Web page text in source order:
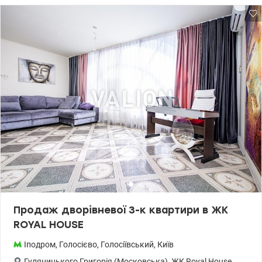
автономне (в будинку) - відкрита територія - гостьовий паркінг -
без світла працює ліфт, опалення та водопостачання (інвертори
та генератор) Інфраструктура: Це інвестиція в район, де не
потрібно витрачати час на затори, щоб відвести дитину в сад,
купити продукти чи погуляти в парку. Усе, що потрібно для
сучасного та щасливого життя, знаходиться в радіусі 10 хвилин
навколо будинку. - до метро Іподром 10 хвилин пішки - поруч
дитячі садочки, школи, медичні центри, ТРЦ, супермаркети,
ресторани, Sport Life, ВДНГ, Голосіївський ліс. Телефонуйте для
запису на перегляд. Ціна 70000 у.о. 0937470721 Наталя
valion.ua/1149880
Продаж дворівневої 3-к квартири в ЖК
ROYAL HOUSE
Іподром, Голосієво, Голосіївський, Київ